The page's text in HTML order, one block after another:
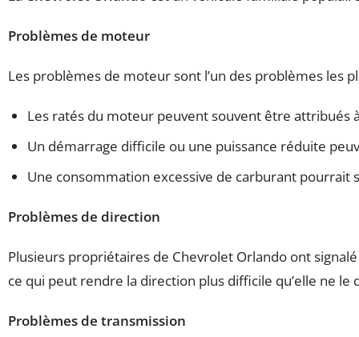
Problèmes de moteur
Les problèmes de moteur sont l’un des problèmes les
Les ratés du moteur peuvent souvent être attribués
Un démarrage difficile ou une puissance réduite
Une consommation excessive de carburant pourrait
Problèmes de direction
Plusieurs propriétaires de Chevrolet Orlando ont
ce qui peut rendre la direction plus difficile qu’elle ne le
Problèmes de transmission